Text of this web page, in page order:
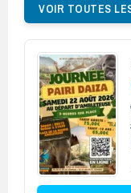
VOIR TOUTES